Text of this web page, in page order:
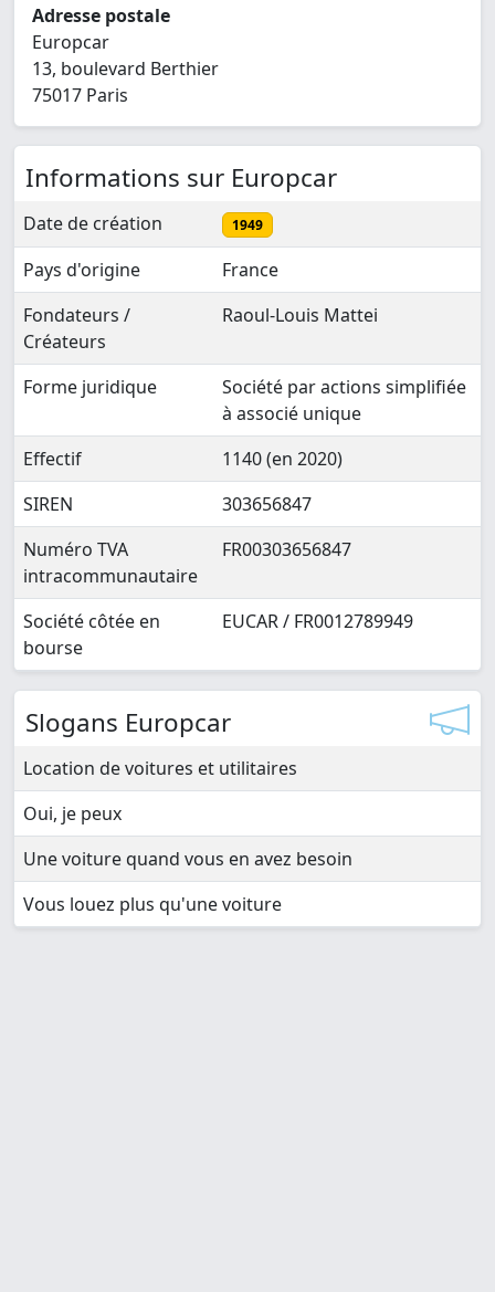
Adresse postale
Europcar
13, boulevard Berthier
75017 Paris
Informations sur Europcar
Date de création 1949
Pays d'origine
France
Fondateurs /
Créateurs
Raoul-Louis Mattei
Forme juridique
Société par actions simplifiée
à associé unique
Effectif
1140 (en 2020)
SIREN
303656847
Numéro TVA
intracommunautaire
FR00303656847
Société côtée en
bourse
EUCAR / FR0012789949
Slogans Europcar
Location de voitures et utilitaires
Oui, je peux
Une voiture quand vous en avez besoin
Vous louez plus qu'une voiture